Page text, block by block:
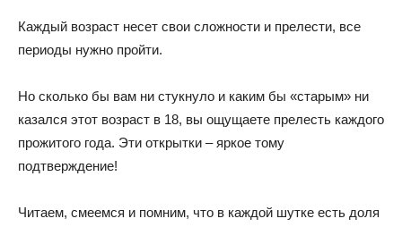
Каждый возраст несет свои сложности и прелести, все
периоды нужно пройти.
Но сколько бы вам ни стукнуло и каким бы «старым» ни
казался этот возраст в 18, вы ощущаете прелесть каждого
прожитого года. Эти открытки – яркое тому
подтверждение!
Читаем, смеемся и помним, что в каждой шутке есть доля